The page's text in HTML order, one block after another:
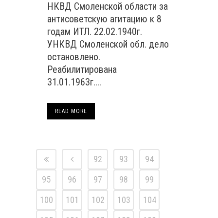
НКВД Смоленской области за
антисоветскую агитацию к 8
годам ИТЛ. 22.02.1940г.
УНКВД Смоленской обл. дело
остановлено.
Реабилитирована
31.01.1963г....
READ MORE
92 93
94
95
96 97 98
99
100
101 102 103
104